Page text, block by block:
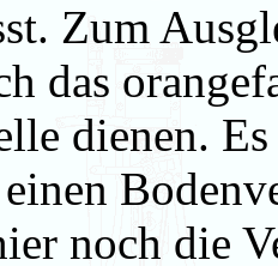
Zum
das
dienen.
noch die